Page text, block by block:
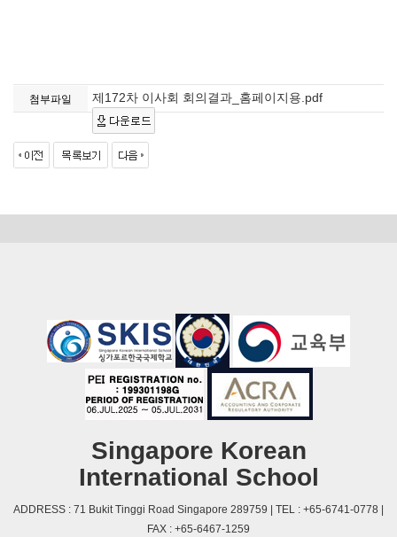
첨부파일 제172차 이사회 회의결과_홈페이지용.pdf
Singapore Korean
International School
ADDRESS : 71 Bukit Tinggi Road Singapore 289759 | TEL : +65-6741-0778 |
FAX : +65-6467-1259